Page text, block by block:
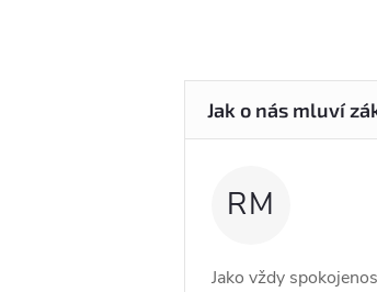
RM
Jako vždy